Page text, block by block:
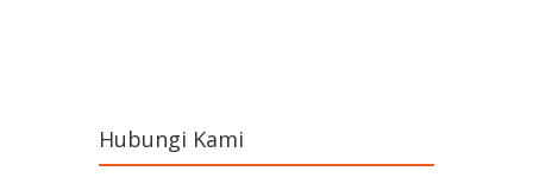
Hubungi Kami